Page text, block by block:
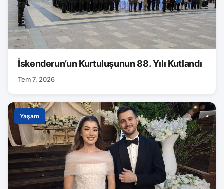
İskenderun’un Kurtuluşunun 88. Yılı Kutlandı
Tem 7, 2026
Yaşam